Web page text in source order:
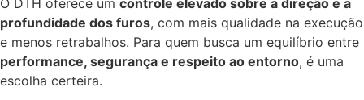
profundidade dos furos, com mais qualidade na execução
e menos retrabalhos. Para quem busca um equilíbrio entre
performance, segurança e respeito ao entorno, é uma
escolha certeira.